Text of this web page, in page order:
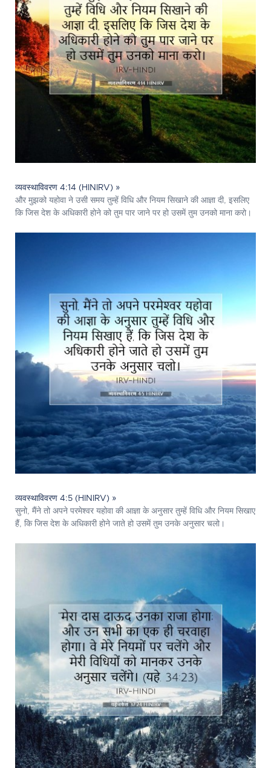
व्यवस्थाविवरण 4:14 (HINIRV) »
और मुझको यहोवा ने उसी समय तुम्हें विधि और नियम सिखाने की आज्ञा दी, इसलिए
कि जिस देश के अधिकारी होने को तुम पार जाने पर हो उसमें तुम उनको माना करो।
व्यवस्थाविवरण 4:5 (HINIRV) »
सुनो, मैंने तो अपने परमेश्‍वर यहोवा की आज्ञा के अनुसार तुम्हें विधि और नियम सिखाए
हैं, कि जिस देश के अधिकारी होने जाते हो उसमें तुम उनके अनुसार चलो।